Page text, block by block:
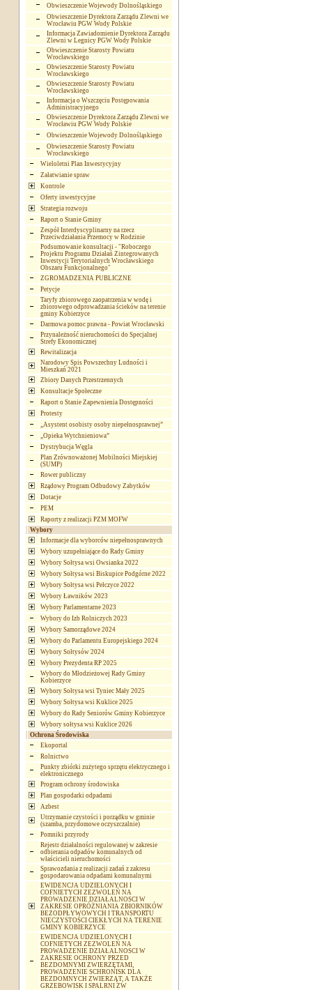
Obwieszczenie Wojewody Dolnośląskiego
Obwieszczenie Dyrektora Zarządu Zlewni we
Wrocławiu PGW Wody Polskie
Informacja Zawiadomienie Dyrektora Zarządu
Zlewni w Legnicy PGW Wody Polskie
Obwieszczenie Starosty Powiatu
Wrocławskiego
Obwieszczenie Starosty Powiatu
Wrocławskiego
Obwieszczenie Starosty Powiatu
Wrocławskiego
Informacja o Wszczęciu Postępowania
Administracyjnego
Obwieszczenie Dyrektora Zarządu Zlewni we
Wrocławiu PGW Wody Polskie
Obwieszczenie Wojewody Dolnośląskiego
Obwieszczenie Starosty Powiatu
Wrocławskiego
Wieloletni Plan Inwestycyjny
Załatwianie spraw
Kontrole
Oferty inwestycyjne
Strategia rozwoju
Raport o Stanie Gminy
Zespół Interdyscyplinarny na rzecz
Przeciwdziałania Przemocy w Rodzinie
Podsumowanie konsultacji - "Roboczego
Projektu Programu Działań Zintegrowanych
Inwestycji Terytorialnych Wrocławskiego
Obszaru Funkcjonalnego"
ZGROMADZENIA PUBLICZNE
Petycje
Taryfy zbiorowego zaopatrzenia w wodę i
zbiorowego odprowadzania ścieków na terenie
gminy Kobierzyce
Darmowa pomoc prawna - Powiat Wrocławski
Przynależność nieruchomości do Specjalnej
Strefy Ekonomicznej
Rewitalizacja
Narodowy Spis Powszechny Ludności i
Mieszkań 2021
Zbiory Danych Przestrzennych
Konsultacje Społeczne
Raport o Stanie Zapewnienia Dostępności
Protesty
„Asystent osobisty osoby niepełnosprawnej”
„Opieka Wytchnieniowa”
Dystrybucja Węgla
Plan Zrównoważonej Mobilności Miejskiej
(SUMP)
Rower publiczny
Rządowy Program Odbudowy Zabytków
Dotacje
PEM
Raporty z realizacji PZM MOFW
Wybory
Informacje dla wyborców niepełnosprawnych
Wybory uzupełniające do Rady Gminy
Wybory Sołtysa wsi Owsianka 2022
Wybory Sołtysa wsi Biskupice Podgórne 2022
Wybory Sołtysa wsi Pełczyce 2022
Wybory Ławników 2023
Wybory Parlamentarne 2023
Wybory do Izb Rolniczych 2023
Wybory Samorządowe 2024
Wybory do Parlamentu Europejskiego 2024
Wybory Sołtysów 2024
Wybory Prezydenta RP 2025
Wybory do Młodzieżowej Rady Gminy
Kobierzyce
Wybory Sołtysa wsi Tyniec Mały 2025
Wybory Sołtysa wsi Kuklice 2025
Wybory do Rady Seniorów Gminy Kobierzyce
Wybory sołtysa wsi Kuklice 2026
Ochrona Środowiska
Ekoportal
Rolnictwo
Punkty zbiórki zużytego sprzętu elektrycznego i
elektronicznego
Program ochrony środowiska
Plan gospodarki odpadami
Azbest
Utrzymanie czystości i porządku w gminie
(szamba, przydomowe oczyszczalnie)
Pomniki przyrody
Rejestr działalności regulowanej w zakresie
odbierania odpadów komunalnych od
właścicieli nieruchomości
Sprawozdania z realizacji zadań z zakresu
gospodarowania odpadami komunalnymi
EWIDENCJA UDZIELONYCH I
COFNIETYCH ZEZWOLEŃ NA
PROWADZENIE DZIAŁALNOSCI W
ZAKRESIE OPRÓŻNIANIA ZBIORNIKÓW
BEZODPŁYWOWYCH I TRANSPORTU
NIECZYSTOŚCI CIEKŁYCH NA TERENIE
GMINY KOBIERZYCE
EWIDENCJA UDZIELONYCH I
COFNIETYCH ZEZWOLEŃ NA
PROWADZENIE DZIAŁALNOSCI W
ZAKRESIE OCHRONY PRZED
BEZDOMNYMI ZWIERZĘTAMI,
PROWADZENIE SCHRONISK DLA
BEZDOMNYCH ZWIERZĄT, A TAKŻE
GRZEBOWISK I SPALRNI ZW